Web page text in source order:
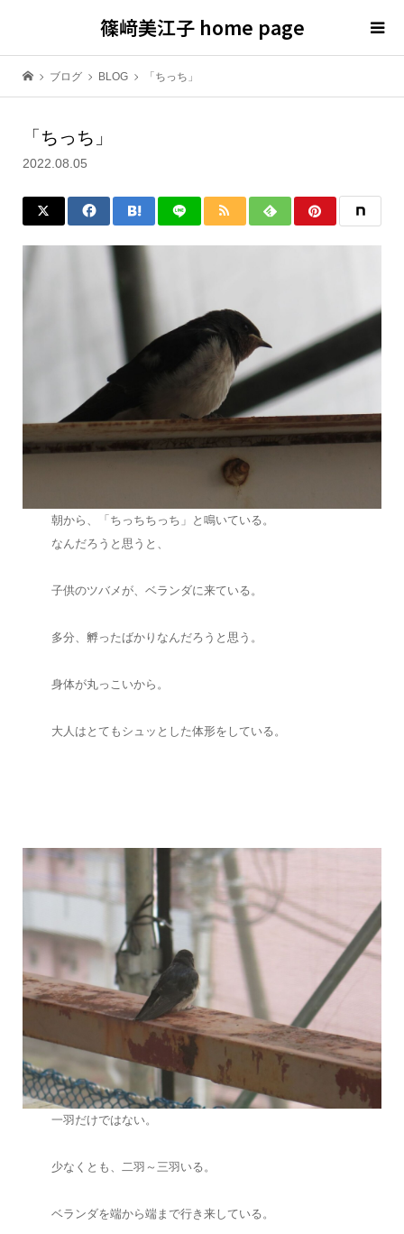
篠﨑美江子 home page
ブログ BLOG 「ちっち」
「ちっち」
2022.08.05
朝から、「ちっちちっち」と鳴いている。
なんだろうと思うと、
子供のツバメが、ベランダに来ている。
多分、孵ったばかりなんだろうと思う。
身体が丸っこいから。
大人はとてもシュッとした体形をしている。
一羽だけではない。
少なくとも、二羽～三羽いる。
ベランダを端から端まで行き来している。